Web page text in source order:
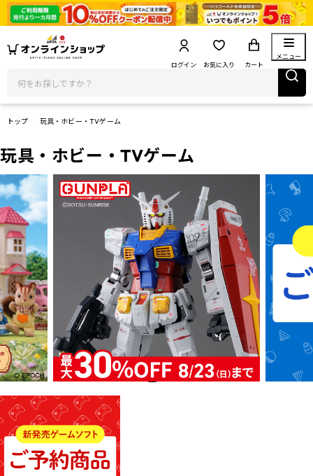
ログイン お気に入り カート
メニュー
トップ 玩具・ホビー・TVゲーム
玩具・ホビー・TVゲーム